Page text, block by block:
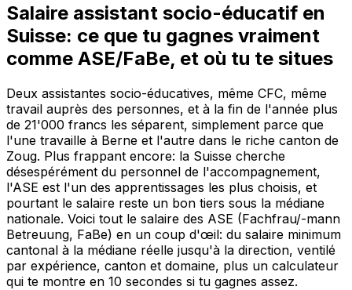
Salaire assistant socio-éducatif en
Suisse: ce que tu gagnes vraiment
comme ASE/FaBe, et où tu te situes
Deux assistantes socio-éducatives, même CFC, même
travail auprès des personnes, et à la fin de l'année plus
de 21'000 francs les séparent, simplement parce que
l'une travaille à Berne et l'autre dans le riche canton de
Zoug. Plus frappant encore: la Suisse cherche
désespérément du personnel de l'accompagnement,
l'ASE est l'un des apprentissages les plus choisis, et
pourtant le salaire reste un bon tiers sous la médiane
nationale. Voici tout le salaire des ASE (Fachfrau/-mann
Betreuung, FaBe) en un coup d'œil: du salaire minimum
cantonal à la médiane réelle jusqu'à la direction, ventilé
par expérience, canton et domaine, plus un calculateur
qui te montre en 10 secondes si tu gagnes assez.